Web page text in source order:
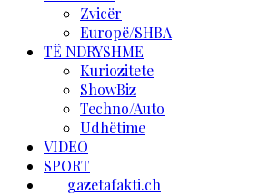
Zvicër
Europë/SHBA
TË NDRYSHME
Kuriozitete
ShowBiz
Techno/Auto
Udhëtime
VIDEO
SPORT
gazetafakti.ch